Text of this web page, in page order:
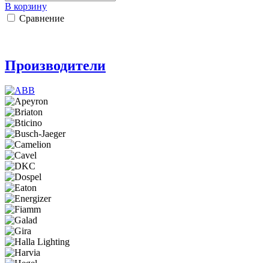
В корзину
Сравнение
Производители